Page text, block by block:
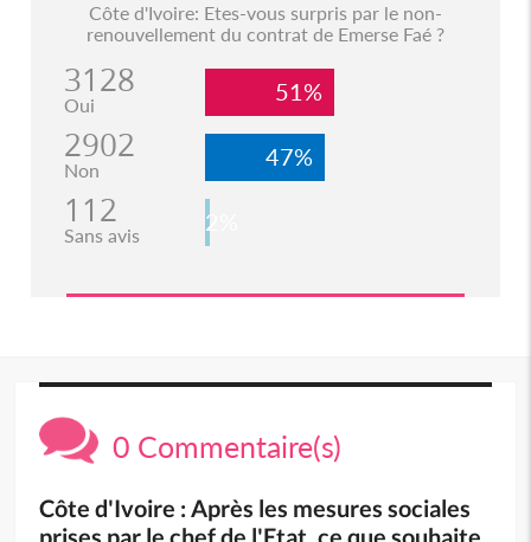
Côte d'Ivoire: Etes-vous surpris par le non-
renouvellement du contrat de Emerse Faé ?
3128
Oui 51%
2902
Non 47%
112
Sans avis 2%
0 Commentaire(s)
Côte d'Ivoire : Après les mesures sociales
prises par le chef de l'Etat, ce que souhaite